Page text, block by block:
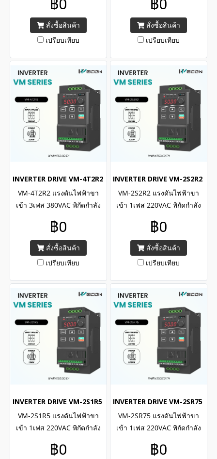
INVERTER VM Series Input 3
Phase 380VAC , Capacity
power 5.5kW , 7.5H.P.
฿0
สั่งซื้อสินค้า
เปรียบเทียบ
VM Series Input 3 Phase
380VAC , Capacity power
4kW , 5.5H.P.
฿0
สั่งซื้อสินค้า
เปรียบเทียบ
INVERTER DRIVE VM-4T2R2 (3Phase 380VAC / 2.2kW , 3H.P.)
VM-4T2R2 แรงดันไฟฟ้าขา
เข้า 3เฟส 380VAC พิกัดกำลัง
INVERTER VM Series Input 3
Phase 380VAC , Capacity
power 2.2kW , 3H.P.
฿0
สั่งซื้อสินค้า
เปรียบเทียบ
INVERTER DRIVE VM-2S2R2
VM-2S2R2 แรงดันไฟฟ้าขา
เข้า 1เฟส 220VAC พิกัดกำลัง
INVERTER VM Series Input 1
Phase 220VAC , Capacity
power 2.2kW , 3H.P.
฿0
สั่งซื้อสินค้า
เปรียบเทียบ
INVERTER DRIVE VM-2S1R5 (1Phase 220VAC / 1.5kW , 2H.P.)
VM-2S1R5 แรงดันไฟฟ้าขา
เข้า 1เฟส 220VAC พิกัดกำลัง
INVERTER VM Series Input 1
฿0
INVERTER DRIVE VM-2SR75
VM-2SR75 แรงดันไฟฟ้าขา
เข้า 1เฟส 220VAC พิกัดกำลัง
INVERTER VM Series Input 1
฿0